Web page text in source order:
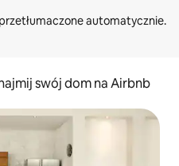
swój dom na Airbnb